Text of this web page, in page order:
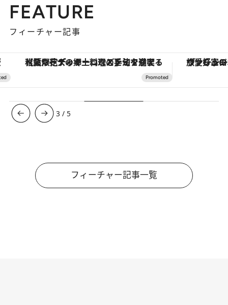
FEATURE
フィーチャー記事
【夏限定ディナーコース】旬を迎える稚鮎や花ズッキーニなどをイタリア・トスカーナの郷土料理の手法で満喫！ ヴァシュロン・コンスタンタ
3 / 5
フィーチャー記事一覧